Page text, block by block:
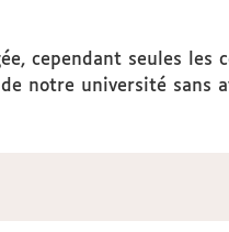
cependant seules les
notre université sans